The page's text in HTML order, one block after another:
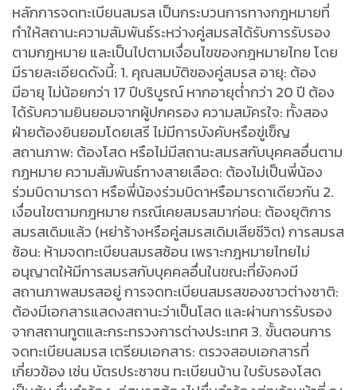
หลักการจดทะเบียนสมรส เป็นกระบวนการทางกฎหมายที่
ทำให้สถานะความสัมพันธ์ระหว่างคู่สมรสได้รับการรับรอง
ตามกฎหมาย และเป็นไปตามเงื่อนไขของกฎหมายไทย โดย
มีรายละเอียดดังนี้: 1. คุณสมบัติของคู่สมรส อายุ: ต้อง
มีอายุ ไม่น้อยกว่า 17 ปีบริบูรณ์ หากอายุต่ำกว่า 20 ปี ต้อง
ได้รับความยินยอมจากผู้ปกครอง ความสมัครใจ: ทั้งสอง
ฝ่ายต้องยินยอมโดยเสรี ไม่มีการบังคับหรือขู่เข็ญ
สถานภาพ: ต้องโสด หรือไม่มีสถานะสมรสกับบุคคลอื่นตาม
กฎหมาย ความสัมพันธ์ทางสายเลือด: ต้องไม่เป็นพี่น้อง
ร่วมบิดามารดา หรือพี่น้องร่วมบิดาหรือมารดาเดียวกัน 2.
เงื่อนไขตามกฎหมาย กรณีเคยสมรสมาก่อน: ต้องยุติการ
สมรสเดิมแล้ว (หย่าร้างหรือคู่สมรสเดิมเสียชีวิต) การสมรส
ซ้อน: ห้ามจดทะเบียนสมรสซ้อน เพราะกฎหมายไทยไม่
อนุญาตให้มีการสมรสกับบุคคลอื่นในขณะที่ยังคงมี
สถานภาพสมรสอยู่ การจดทะเบียนสมรสของชาวต่างชาติ:
ต้องมีเอกสารแสดงสถานะว่าเป็นโสด และผ่านการรับรอง
จากสถานทูตและกระทรวงการต่างประเทศ 3. ขั้นตอนการ
จดทะเบียนสมรส เตรียมเอกสาร: ตรวจสอบเอกสารที่
เกี่ยวข้อง เช่น บัตรประชาชน ทะเบียนบ้าน ใบรับรองโสด